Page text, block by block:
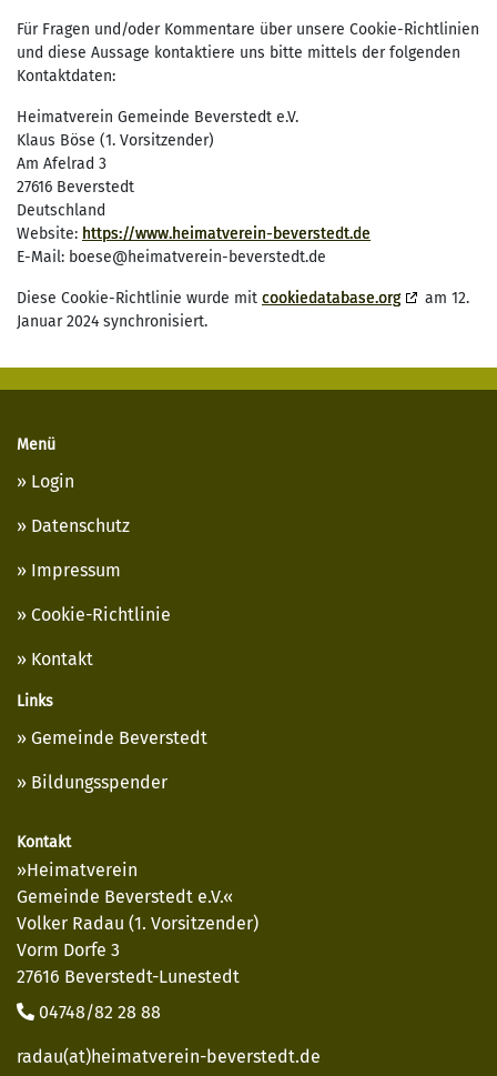
Für Fragen und/oder Kommentare über unsere Cookie-Richtlinien
und diese Aussage kontaktiere uns bitte mittels der folgenden
Kontaktdaten:
Heimatverein Gemeinde Beverstedt e.V.
Klaus Böse (1. Vorsitzender)
Am Afelrad 3
27616 Beverstedt
Deutschland
Website: https://www.heimatverein-beverstedt.de
E-Mail: boese@heimatverein-beverstedt.de
Diese Cookie-Richtlinie wurde mit cookiedatabase.org
am 12.
Januar 2024 synchronisiert.
Menü
Login
Datenschutz
Impressum
Cookie-Richtlinie
Kontakt
Links
Gemeinde Beverstedt
Bildungsspender
Kontakt
»Heimatverein
Gemeinde Beverstedt e.V.«
Volker Radau (1. Vorsitzender)
Vorm Dorfe 3
27616 Beverstedt-Lunestedt
04748/82 28 88
radau(at)heimatverein-beverstedt.de